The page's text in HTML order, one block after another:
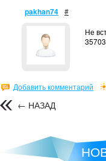
pakhan74 #
Не
Добавить комментарий
← НАЗАД